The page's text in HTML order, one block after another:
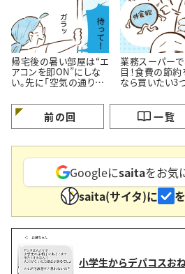
帰宅後の暑い部屋は“エ
アコンを即ON”にしな
い。先に「空気の通り
業務スーパー
目！食費の節約
なら買いたい3
前の回 一覧
Googleにsaitaをお気
saita(サイタ)に
小学生からデパコスお